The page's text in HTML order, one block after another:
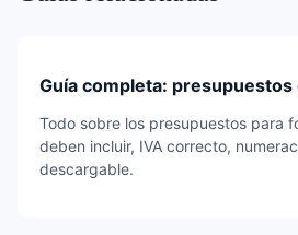
Guía completa:
Todo sobre los presupuestos para
deben incluir, IVA correcto,
descargable.